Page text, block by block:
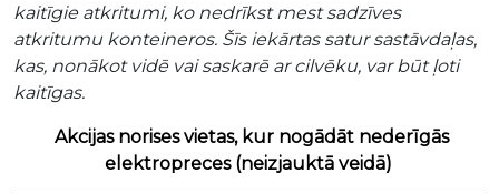
kaitīgie atkritumi, ko nedrīkst mest sadzīves
atkritumu konteineros. Šīs iekārtas satur sastāvdaļas,
kas, nonākot vidē vai saskarē ar cilvēku, var būt ļoti
kaitīgas.
Akcijas norises vietas, kur nogādāt nederīgās
elektropreces (neizjauktā veidā)